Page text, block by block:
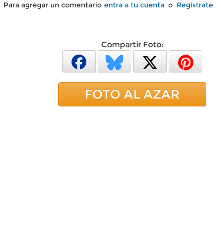
Para agregar un comentario entra a tu cuenta o Regístrate
Compartir Foto:
FOTO AL AZAR